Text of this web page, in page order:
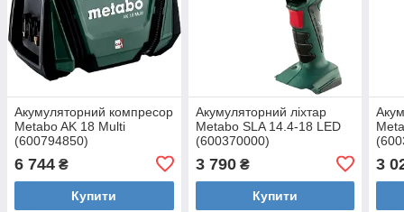
Акумуляторний компресор
Metabo AK 18 Multi
(600794850)
6 744 ₴
Купити
Акумуляторний ліхтар
Metabo SLA 14.4-18 LED
(600370000)
3 790₴
Купити
3